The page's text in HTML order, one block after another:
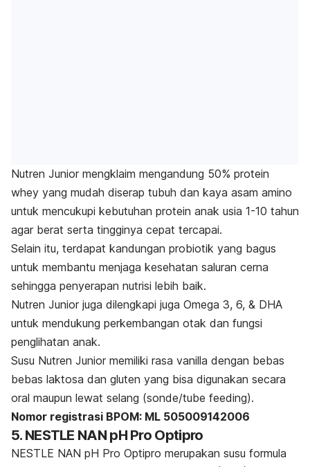
Nutren Junior mengklaim mengandung 50% protein
whey yang mudah diserap tubuh dan kaya asam amino
untuk mencukupi kebutuhan protein anak usia 1-10 tahun
agar berat serta tingginya cepat tercapai.
Selain itu, terdapat kandungan probiotik yang bagus
untuk membantu menjaga kesehatan saluran cerna
sehingga penyerapan nutrisi lebih baik.
Nutren Junior juga dilengkapi juga Omega 3, 6, & DHA
untuk mendukung perkembangan otak dan fungsi
penglihatan anak.
Susu Nutren Junior memiliki rasa vanilla dengan bebas
bebas laktosa dan gluten yang bisa digunakan secara
oral maupun lewat selang (sonde/tube feeding).
Nomor registrasi BPOM: ML 505009142006
5. NESTLE NAN pH Pro Optipro
NESTLE NAN pH Pro Optipro merupakan susu formula